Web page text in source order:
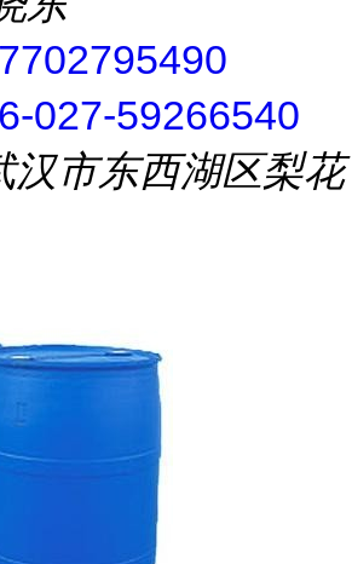
027-59266540
汉市东西湖区梨花